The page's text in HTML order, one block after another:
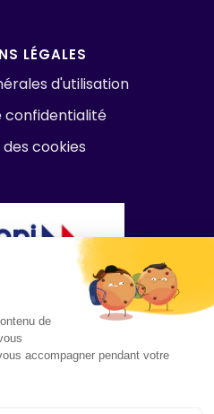
de
accompagner pendant votre
LÉGALES
d'utilisation
confidentialité
cookies